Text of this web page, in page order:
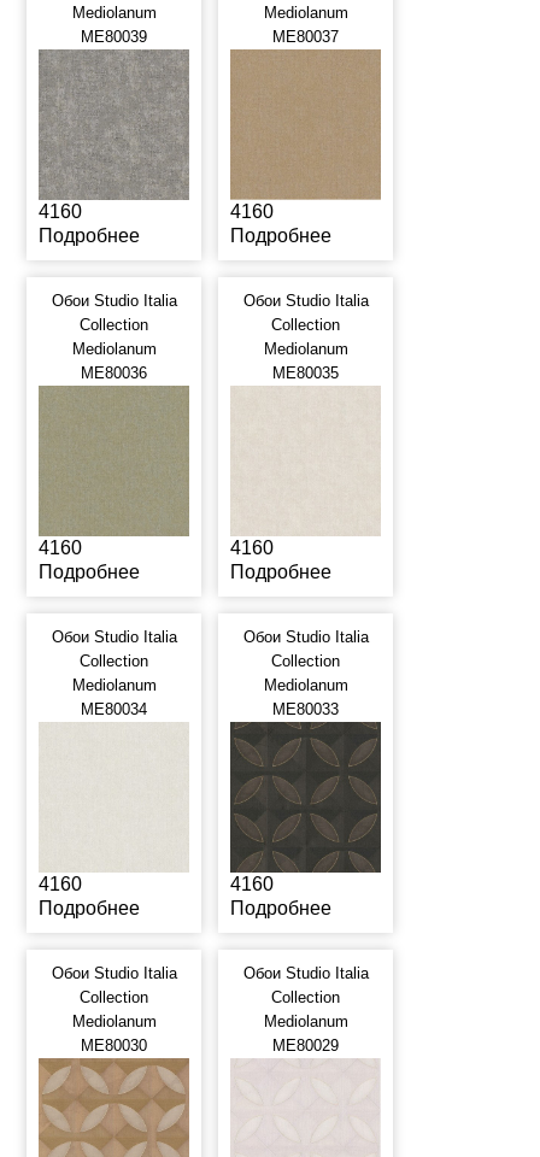
Mediolanum
ME80039
4160
Подробнее
Mediolanum
ME80037
4160
Подробнее
Обои Studio Italia
Collection
Mediolanum
ME80036
4160
Подробнее
Обои Studio Italia
Collection
Mediolanum
ME80035
4160
Подробнее
Обои Studio Italia
Collection
Mediolanum
ME80034
4160
Подробнее
Обои Studio Italia
Collection
Mediolanum
ME80033
4160
Подробнее
Обои Studio Italia
Collection
Mediolanum
ME80030
Обои Studio Italia
Collection
Mediolanum
ME80029